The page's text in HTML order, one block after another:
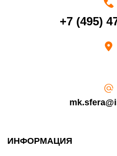
счет в течение 5-30 рабочих дней
выдал Вашу банковскую карту).
+7 (495)
ИНФОРМАЦИЯ